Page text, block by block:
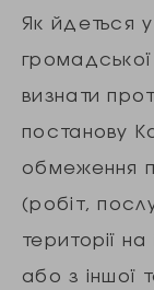
Як йдеться
громадської
визнати
постанову
обмеження
(робіт,
території
або з іншої